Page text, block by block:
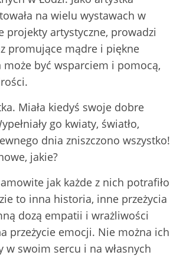
na wielu wystawach w
projekty artystyczne, prowadzi
promujące mądre i piękne
może być wsparciem i pomocą,
Miała kiedyś swoje dobre
go kwiaty, światło,
dnia zniszczono wszystko!
jakie?
jak każde z nich potrafiło
to inna historia, inne przeżycia
dozą empatii i wrażliwości
przeżycie emocji. Nie można ich
w swoim sercu i na własnych